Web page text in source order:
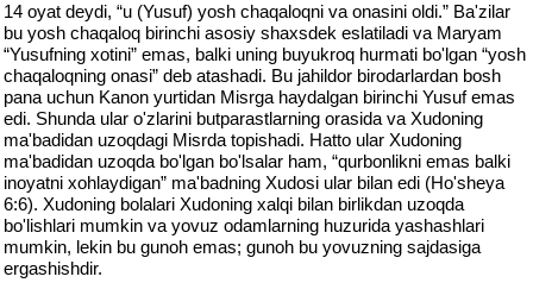
14 oyat deydi, “u (Yusuf) yosh chaqaloqni va onasini oldi.” Ba'zilar
bu yosh chaqaloq birinchi asosiy shaxsdek eslatiladi va Maryam
“Yusufning xotini” emas, balki uning buyukroq hurmati bo'lgan “yosh
chaqaloqning onasi” deb atashadi. Bu jahildor birodarlardan bosh
pana uchun Kanon yurtidan Misrga haydalgan birinchi Yusuf emas
edi. Shunda ular o'zlarini butparastlarning orasida va Xudoning
ma'badidan uzoqdagi Misrda topishadi. Hatto ular Xudoning
ma'badidan uzoqda bo'lgan bo'lsalar ham, “qurbonlikni emas balki
inoyatni xohlaydigan” ma'badning Xudosi ular bilan edi (Ho'sheya
6:6). Xudoning bolalari Xudoning xalqi bilan birlikdan uzoqda
bo'lishlari mumkin va yovuz odamlarning huzurida yashashlari
mumkin, lekin bu gunoh emas; gunoh bu yovuzning sajdasiga
ergashishdir.